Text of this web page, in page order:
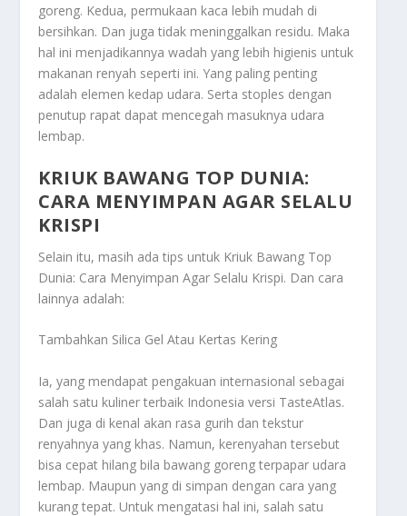
goreng. Kedua, permukaan kaca lebih mudah di
bersihkan. Dan juga tidak meninggalkan residu. Maka
hal ini menjadikannya wadah yang lebih higienis untuk
makanan renyah seperti ini. Yang paling penting
adalah elemen kedap udara. Serta stoples dengan
penutup rapat dapat mencegah masuknya udara
lembap.
KRIUK BAWANG TOP DUNIA:
CARA MENYIMPAN AGAR SELALU
KRISPI
Selain itu, masih ada tips untuk Kriuk Bawang Top
Dunia: Cara Menyimpan Agar Selalu Krispi. Dan cara
lainnya adalah:
Tambahkan Silica Gel Atau Kertas Kering
Ia, yang mendapat pengakuan internasional sebagai
salah satu kuliner terbaik Indonesia versi TasteAtlas.
Dan juga di kenal akan rasa gurih dan tekstur
renyahnya yang khas. Namun, kerenyahan tersebut
bisa cepat hilang bila bawang goreng terpapar udara
lembap. Maupun yang di simpan dengan cara yang
kurang tepat. Untuk mengatasi hal ini, salah satu